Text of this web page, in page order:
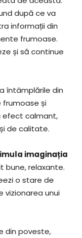
după ce va
informații din
frumoase.
și să continue
întâmplările din
și
efect calmant,
de calitate.
imaginația
bune, relaxante.
o stare de
vizionarea unui
din poveste,